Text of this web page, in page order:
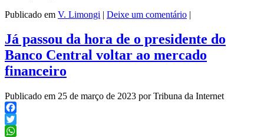
Publicado em V. Limongi | Deixe um comentário |
Já passou da hora de o presidente do
Banco Central voltar ao mercado
financeiro
Publicado em 25 de março de 2023 por Tribuna da Internet
Facebook
Twitter